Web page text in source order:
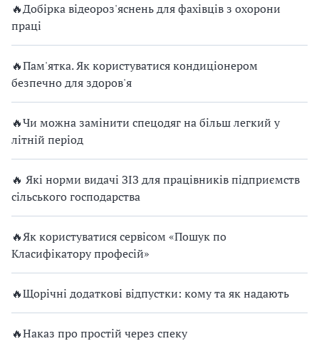
🔥Добірка відеороз'яснень для фахівців з охорони
праці
🔥Пам'ятка. Як користуватися кондиціонером
безпечно для здоров'я
🔥Чи можна замінити спецодяг на більш легкий у
літній період
🔥 Які норми видачі ЗІЗ для працівників підприємств
сільського господарства
🔥Як користуватися сервісом «Пошук по
Класифікатору професій»
🔥Щорічні додаткові відпустки: кому та як надають
🔥Наказ про простій через спеку